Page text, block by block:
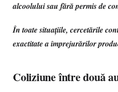
alcoolului sau fără permis de
În toate situațiile, cercetările
exactitate a împrejurărilor
Coliziune între două